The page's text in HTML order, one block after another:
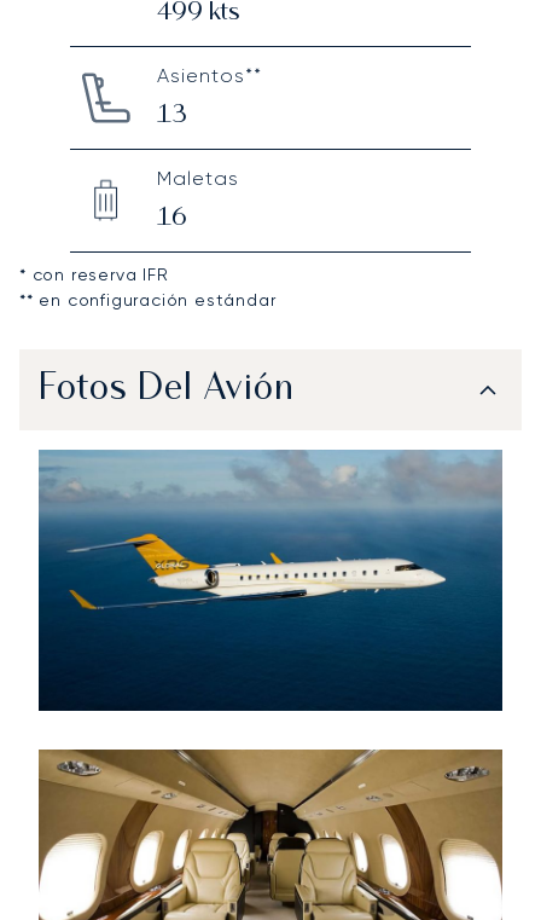
499 kts
Asientos**
13
Maletas
16
* con reserva IFR
** en configuración estándar
Fotos Del Avión